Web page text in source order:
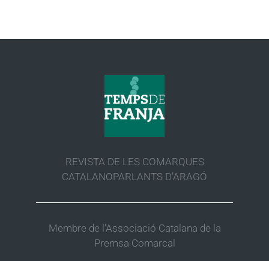
REVISTA DE LES COMARQUES
CATALANOPARLANTS D’ARAGÓ
Membre de l’Associació Catalana de la
Premsa Comarcal